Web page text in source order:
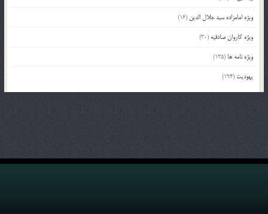
ویژه امامزاده سید جلال الدین (16)
ویژه کاروان صادقیه (30)
ویژه نامه ها (135)
یهودیت (194)